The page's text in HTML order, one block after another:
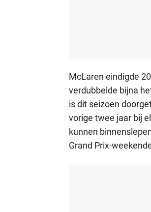
McLaren eindigde
verdubbelde bijna
is dit seizoen
vorige twee jaar bij
kunnen
Grand Prix-